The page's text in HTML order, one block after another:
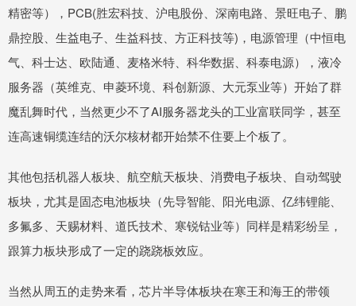
精密等），PCB(胜宏科技、沪电股份、深南电路、景旺电子、鹏
鼎控股、生益电子、生益科技、方正科技等)，电源管理（中恒电
气、科士达、欧陆通、麦格米特、科华数据、科泰电源），液冷
服务器（英维克、申菱环境、科创新源、大元泵业等）开始了群
魔乱舞时代，当然更少不了AI服务器龙头的工业富联同学，甚至
连高速铜缆连结的沃尔核材都开始禁不住要上个板了。
其他包括机器人板块、航空航天板块、消费电子板块、自动驾驶
板块，尤其是固态电池板块（先导智能、阳光电源、亿纬锂能、
多氟多、天赐材料、道氏技术、寒锐钴业等）同样是精彩纷呈，
跟算力板块形成了一定的跷跷板效应。
当然从周五的走势来看，芯片半导体板块在寒王和海王的带领